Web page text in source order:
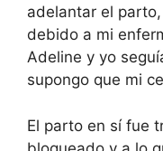
adelantar el
debido a mi
Adeline y yo
supongo que mi
El parto en sí fue